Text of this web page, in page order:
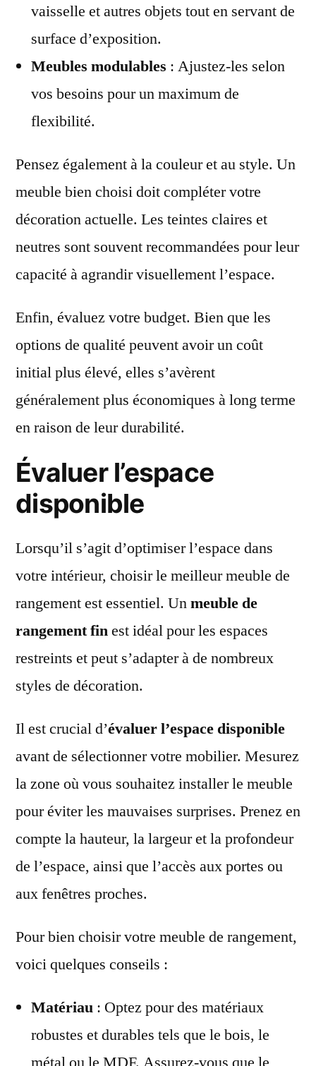
vaisselle et autres objets tout en servant de
surface d’exposition.
Meubles modulables : Ajustez-les selon
vos besoins pour un maximum de
flexibilité.
Pensez également à la couleur et au style. Un
meuble bien choisi doit compléter votre
décoration actuelle. Les teintes claires et
neutres sont souvent recommandées pour leur
capacité à agrandir visuellement l’espace.
Enfin, évaluez votre budget. Bien que les
options de qualité peuvent avoir un coût
initial plus élevé, elles s’avèrent
généralement plus économiques à long terme
en raison de leur durabilité.
Évaluer l’espace
disponible
Lorsqu’il s’agit d’optimiser l’espace dans
votre intérieur, choisir le meilleur meuble de
rangement est essentiel. Unmeuble de
rangement finest idéal pour les espaces
restreints et peut s’adapter à de nombreux
styles de décoration.
Il est crucial d’évaluer l’espace disponible
avant de sélectionner votre mobilier. Mesurez
la zone où vous souhaitez installer le meuble
pour éviter les mauvaises surprises. Prenez en
compte la hauteur, la largeur et la profondeur
de l’espace, ainsi que l’accès aux portes ou
aux fenêtres proches.
Pour bien choisir votre meuble de rangement,
voici quelques conseils :
Matériau : Optez pour des matériaux
robustes et durables tels que le bois, le